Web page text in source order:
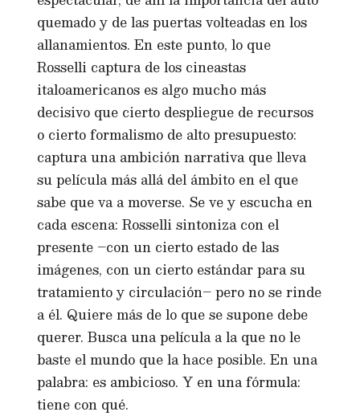
quemado y de las puertas volteadas en los
allanamientos. En este punto, lo que
Rosselli captura de los cineastas
italoamericanos es algo mucho más
decisivo que cierto despliegue de recursos
o cierto formalismo de alto presupuesto:
captura una ambición narrativa que lleva
su película más allá del ámbito en el que
sabe que va a moverse. Se ve y escucha en
cada escena: Rosselli sintoniza con el
presente –con un cierto estado de las
imágenes, con un cierto estándar para su
tratamiento y circulación– pero no se rinde
a él. Quiere más de lo que se supone debe
querer. Busca una película a la que no le
baste el mundo que la hace posible. En una
palabra: es ambicioso. Y en una fórmula:
tiene con qué.